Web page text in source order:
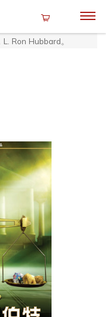
Ron Hubbard。